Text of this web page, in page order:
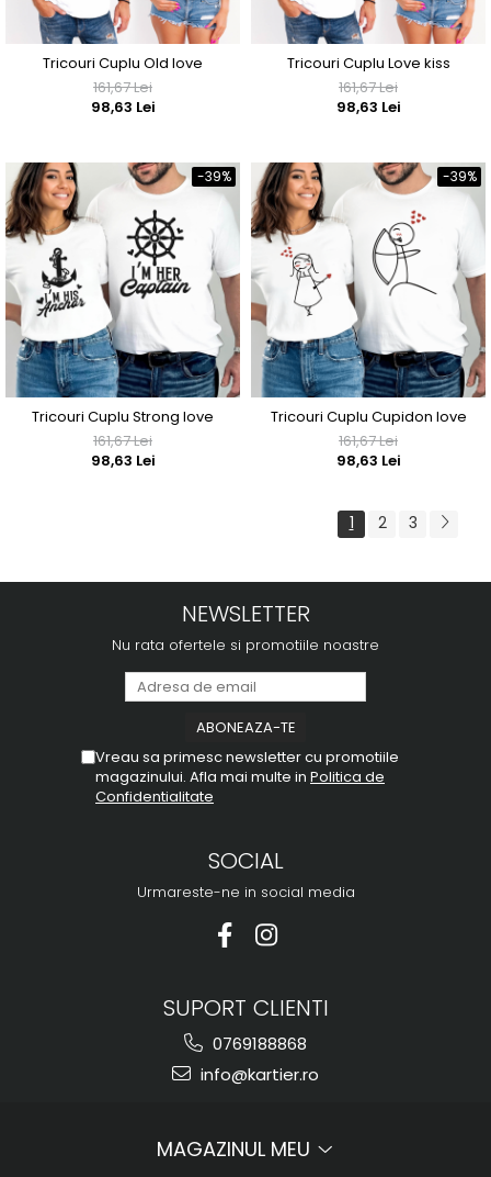
Tricouri Cuplu Old love
161,67 Lei
98,63 Lei
Tricouri Cuplu Love kiss
161,67 Lei
98,63 Lei
-39%
Tricouri Cuplu Strong love
161,67 Lei
98,63 Lei
-39%
Tricouri Cuplu Cupidon love
161,67 Lei
98,63 Lei
1 2 3
NEWSLETTER
Nu rata ofertele si promotiile noastre
Vreau sa primesc newsletter cu promotiile
magazinului. Afla mai multe in Politica de
Confidentialitate
SOCIAL
Urmareste-ne in social media
SUPORT CLIENTI
0769188868
info@kartier.ro
MAGAZINUL MEU